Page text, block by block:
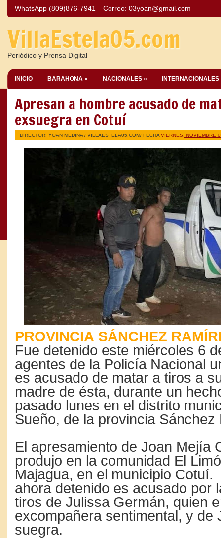
WhatsApp (809)876-7941 Correo: 03yoan@gmail.com
VillaEstela05.com
Periódico y Prensa Digital
INICIO BARAHONA » NACIONALES » INTERNACIONALES
Apresan a hombre acusado de
exsuegra en Cotuí
DIRECTOR: YOAN MEDINA / VILLAESTELA05.COM/ FECHA VIERNES, NOVIEMBRE
PROVINCIA SÁNCHEZ
Fue detenido este miércoles 6
agentes de la Policía Nacional
es acusado de matar a tiros a
madre de ésta, durante un
pasado lunes en el distrito
Sueño, de la provincia Sánchez
El apresamiento de Joan Mejía
produjo en la comunidad El
Majagua, en el municipio Cotuí.
ahora detenido es acusado por
tiros de Julissa Germán, quien
excompañera sentimental, y de
suegra.